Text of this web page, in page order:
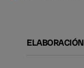
ELABORACIÓN